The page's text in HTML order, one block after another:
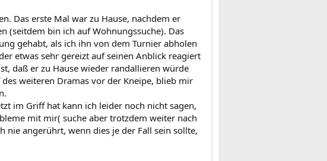
Das erste Mal war zu Hause, nachdem er
(seitdem bin ich auf Wohnungssuche). Das
gehabt, als ich ihn von dem Turnier abholen
etwas sehr gereizt auf seinen Anblick reagiert
daß er zu Hause wieder randallieren würde
weiteren Dramas vor der Kneipe, blieb mir
im Griff hat kann ich leider noch nicht sagen,
mit mir( suche aber trotzdem weiter nach
nie angerührt, wenn dies je der Fall sein sollte,